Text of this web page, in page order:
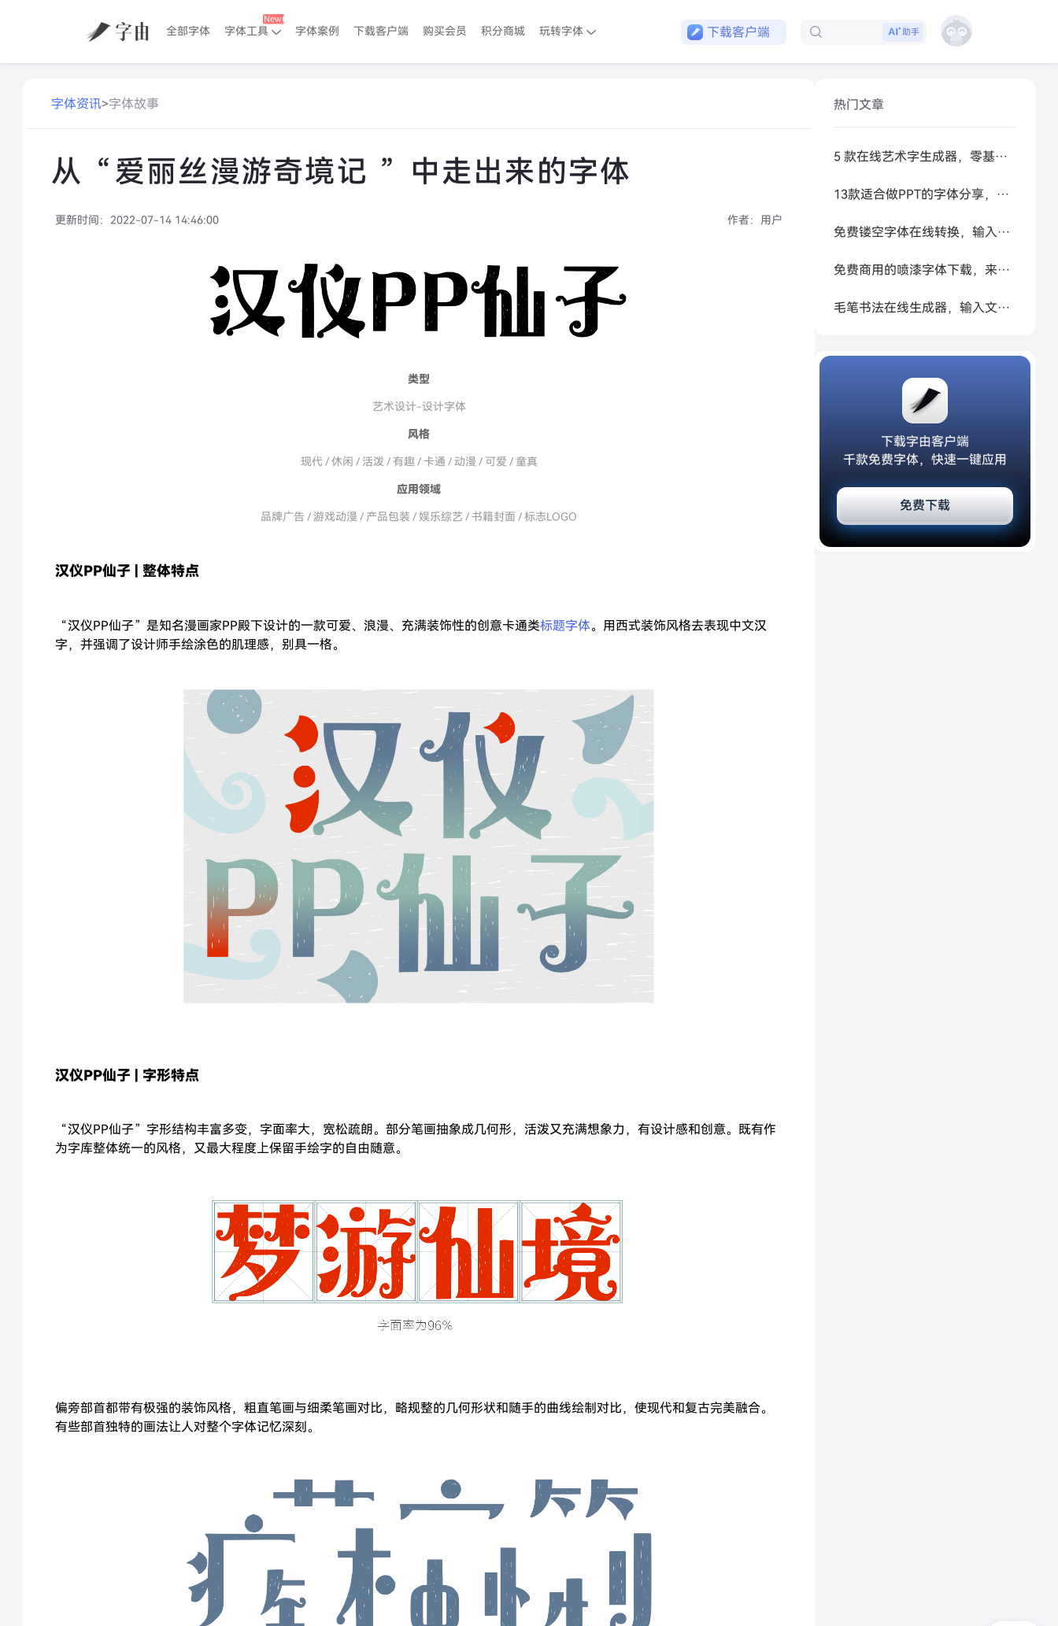
全部字体 字体工具 字体案例 下载客户端 购买会员 积分商城 玩转字体
下载客户端
助手
字体资讯>字体故事
从“爱丽丝漫游奇境记 ”中走出来的字体
更新时间： 2022-07-14 14:46:00 作者： 用户
类型
艺术设计-设计字体
风格
现代 / 休闲 / 活泼 / 有趣 / 卡通 / 动漫 / 可爱 / 童真
应用领域
品牌广告 / 游戏动漫 / 产品包装 / 娱乐综艺 / 书籍封面 / 标志LOGO
汉仪PP仙子 | 整体特点
“汉仪PP仙子”是知名漫画家PP殿下设计的一款可爱、浪漫、充满装饰性的创意卡通类标题字体。用西式装饰风格去表现中文汉
字，并强调了设计师手绘涂色的肌理感，别具一格。
汉仪PP仙子 | 字形特点
“汉仪PP仙子”字形结构丰富多变，字面率大，宽松疏朗。部分笔画抽象成几何形，活泼又充满想象力，有设计感和创意。既有作
为字库整体统一的风格，又最大程度上保留手绘字的自由随意。
偏旁部首都带有极强的装饰风格，粗直笔画与细柔笔画对比，略规整的几何形状和随手的曲线绘制对比，使现代和复古完美融合。
有些部首独特的画法让人对整个字体记忆深刻。
热门文章
5 款在线艺术字生成器，零基础做高级感标题
13款适合做PPT的字体分享，让你的PPT更好看
免费镂空字体在线转换，输入文字秒生成可复制空心艺术字
免费商用的喷漆字体下载，来试试让 AI 帮你生成
毛笔书法在线生成器，输入文字秒变书法大家
下载字由客户端
千款免费字体，快速一键应用
免费下载